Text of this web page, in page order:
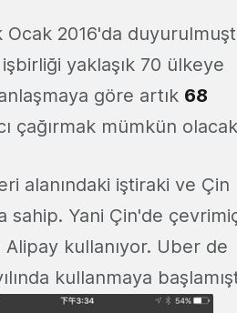
2016'da
yaklaşık 70 ülkeye
göre artık 68
çağırmak mümkün
alanındaki iştiraki ve Çin
sahip. Yani Çin'de
Alipay kullanıyor. Uber de
kullanmaya